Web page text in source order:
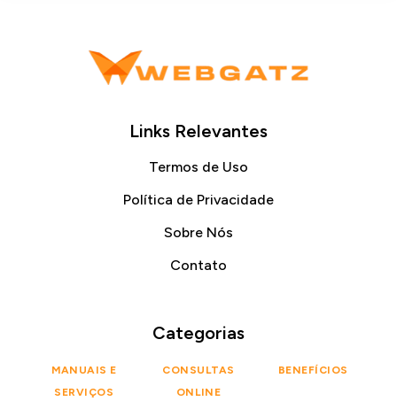
Links Relevantes
Termos de Uso
Política de Privacidade
Sobre Nós
Contato
Categorias
MANUAIS E
SERVIÇOS
CONSULTAS
ONLINE
BENEFÍCIOS